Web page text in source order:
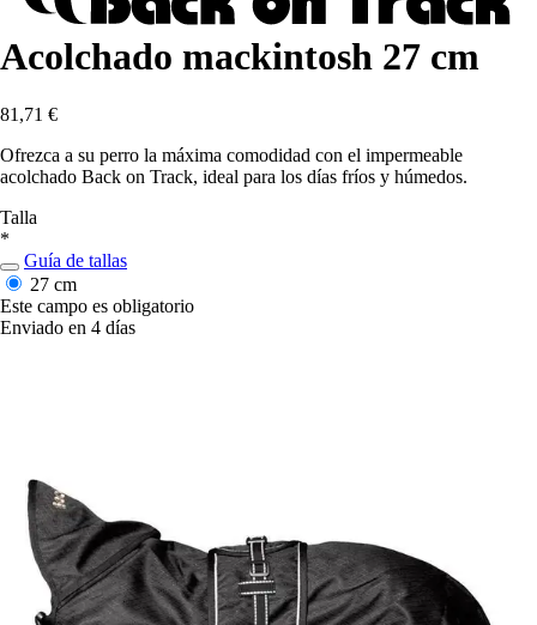
Acolchado mackintosh 27 cm
81,71 €
Ofrezca a su perro la máxima comodidad con el impermeable
acolchado Back on Track, ideal para los días fríos y húmedos.
Talla
*
Guía de tallas
27 cm
Este campo es obligatorio
Enviado en 4 días